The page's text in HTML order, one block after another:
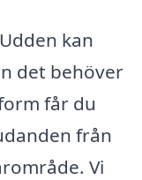
kan
det behöver
får du
från
Vi